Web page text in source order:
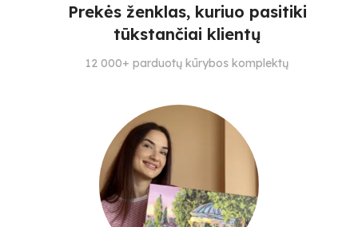
SUDĖTINGUMO LYGIS
4
SPALVŲ KIEKIS
29
Prekės ženklas, kuriuo pasitiki
tūkstančiai klientų
12 000+ parduotų kūrybos komplektų